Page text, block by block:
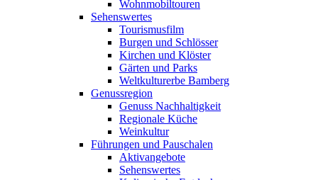
Wohnmobiltouren
Sehenswertes
Tourismusfilm
Burgen und Schlösser
Kirchen und Klöster
Gärten und Parks
Weltkulturerbe Bamberg
Genussregion
Genuss Nachhaltigkeit
Regionale Küche
Weinkultur
Führungen und Pauschalen
Aktivangebote
Sehenswertes